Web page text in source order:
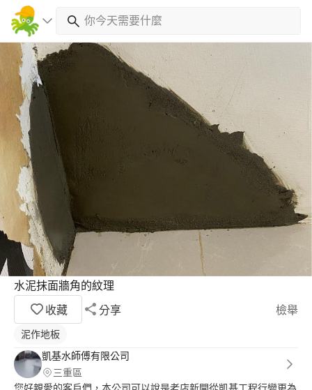
水泥抹面牆角的紋理
收藏
分享 檢舉
泥作地板
凱基水師傅有限公司
三重區
您好親愛的客戶們，本公司可以說是老店新開從凱基工程行變更為